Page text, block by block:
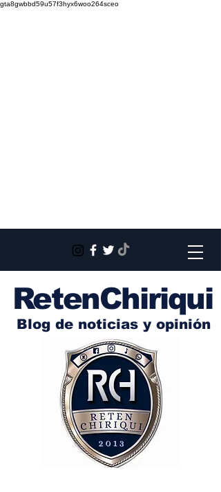
gta8gwbbd59u57f3hyx6woo264sceo
RetenChiriqui
Blog de noticias y opinión